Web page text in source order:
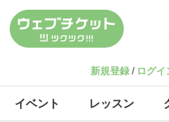
新規登録 / ログイ
イベント レッスン